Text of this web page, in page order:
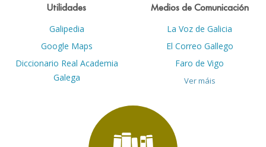
Utilidades
Galipedia
Google Maps
Diccionario Real Academia
Galega
Medios de Comunicación
La Voz de Galicia
El Correo Gallego
Faro de Vigo
Ver máis